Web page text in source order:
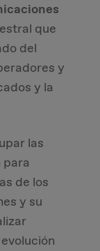
que
del
y
y la
las
de los
y su